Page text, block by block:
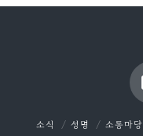
소식 성명 소통마당